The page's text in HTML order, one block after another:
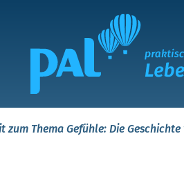
zum Thema Gefühle: Die